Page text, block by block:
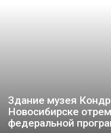
Здание музея
Новосибирске
федеральной